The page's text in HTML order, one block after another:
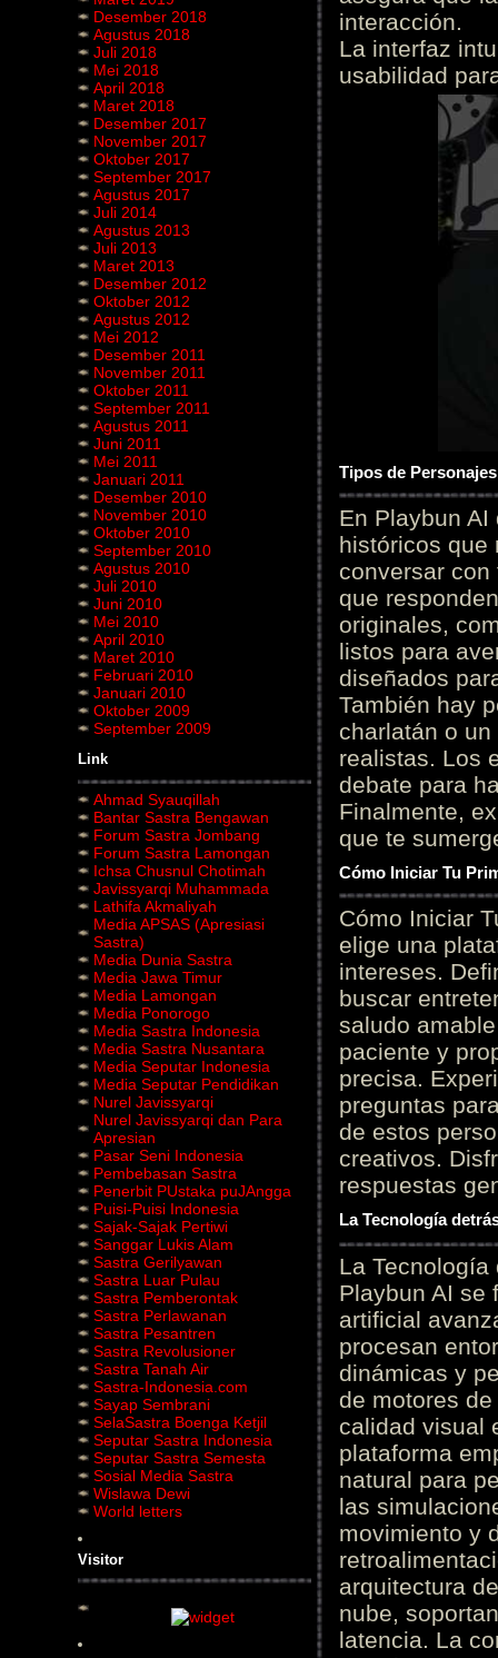
Desember 2018
Agustus 2018
Juli 2018
Mei 2018
April 2018
Maret 2018
Desember 2017
November 2017
Oktober 2017
September 2017
Agustus 2017
Juli 2014
Agustus 2013
Juli 2013
Maret 2013
Desember 2012
Oktober 2012
Agustus 2012
Mei 2012
Desember 2011
November 2011
Oktober 2011
September 2011
Agustus 2011
Juni 2011
Mei 2011
Januari 2011
Desember 2010
November 2010
Oktober 2010
September 2010
Agustus 2010
Juli 2010
Juni 2010
Mei 2010
April 2010
Maret 2010
Februari 2010
Januari 2010
Oktober 2009
September 2009
Link
Ahmad Syauqillah
Bantar Sastra Bengawan
Forum Sastra Jombang
Forum Sastra Lamongan
Ichsa Chusnul Chotimah
Javissyarqi Muhammada
Lathifa Akmaliyah
Media APSAS (Apresiasi
Sastra)
Media Dunia Sastra
Media Jawa Timur
Media Lamongan
Media Ponorogo
Media Sastra Indonesia
Media Sastra Nusantara
Media Seputar Indonesia
Media Seputar Pendidikan
Nurel Javissyarqi
Nurel Javissyarqi dan Para
Apresian
Pasar Seni Indonesia
Pembebasan Sastra
Penerbit PUstaka puJAngga
Puisi-Puisi Indonesia
Sajak-Sajak Pertiwi
Sanggar Lukis Alam
Sastra Gerilyawan
Sastra Luar Pulau
Sastra Pemberontak
Sastra Perlawanan
Sastra Pesantren
Sastra Revolusioner
Sastra Tanah Air
Sastra-Indonesia.com
Sayap Sembrani
SelaSastra Boenga Ketjil
Seputar Sastra Indonesia
Seputar Sastra Semesta
Sosial Media Sastra
Wislawa Dewi
World letters
Visitor
interacción.
La interfaz
usabilidad
Tipos de
En Playbun
históricos que
conversar
que
originales,
listos para
diseñados
También hay
charlatán o
realistas. Los
debate para
Finalmente,
que te
Cómo Iniciar Tu
Cómo Iniciar
elige una
intereses.
buscar
saludo
paciente y
precisa.
preguntas
de estos
creativos.
respuestas
La Tecnología
La
Playbun AI se
artificial
procesan
dinámicas y
de motores
calidad visual
plataforma
natural para
las
movimiento y
arquitectura
nube,
latencia. La